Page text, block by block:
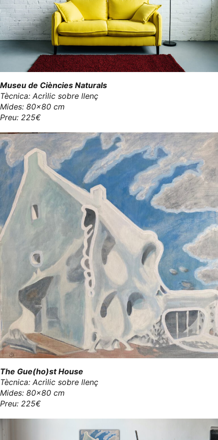
Museu de Ciències Naturals
Tècnica: Acrìlic sobre llenç
Mides: 80x80 cm
Preu: 225€
The Gue(ho)st House
Tècnica: Acrìlic sobre llenç
Mides: 80x80 cm
Preu: 225€